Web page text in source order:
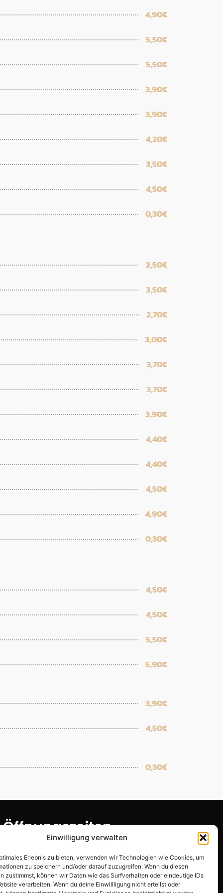
Einwilligung verwalten
Erlebnis zu bieten, verwenden wir Technologien wie Cookies, um
zu speichern und/oder darauf zuzugreifen. Wenn du diesen
zustimmst, können wir Daten wie das Surfverhalten oder eindeutige IDs
verarbeiten. Wenn du deine Einwillligung nicht erteilst oder
4,90€
5,50€
5,50€
3,90€
3,90€
4,20€
3,50€
4,50€
0,30€
2,50€
3,50€
2,70€
3,00€
3,70€
3,70€
3,90€
4,40€
4,40€
4,50€
4,90€
0,30€
4,50€
4,50€
5,50€
5,90€
3,90€
4,50€
0,30€
Öffnungszeiten